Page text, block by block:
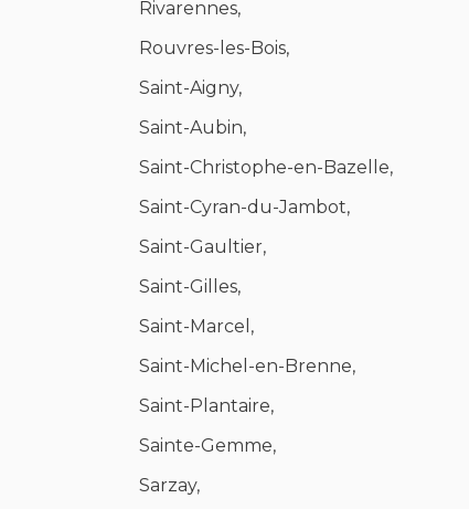
Rivarennes,
Rouvres-les-Bois,
Saint-Aigny,
Saint-Aubin,
Saint-Christophe-en-Bazelle,
Saint-Cyran-du-Jambot,
Saint-Gaultier,
Saint-Gilles,
Saint-Marcel,
Saint-Michel-en-Brenne,
Saint-Plantaire,
Sainte-Gemme,
Sarzay,